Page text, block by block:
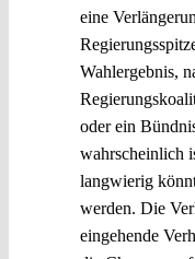
eine
Wahlergebnis,
oder ein
wahrscheinlich
langwierig
werden. Die
eingehende